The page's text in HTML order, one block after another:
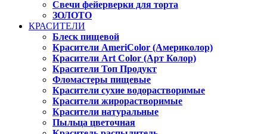
Свечи фейерверки для торта
ЗОЛОТО
КРАСИТЕЛИ
Блеск пищевой
Красители AmeriColor (Америколор)
Красители Art Color (Арт Колор)
Красители Топ Продукт
Фломастеры пищевые
Красители сухие водорастворимые
Красители жирорастворимые
Красители натуральные
Пыльца цветочная